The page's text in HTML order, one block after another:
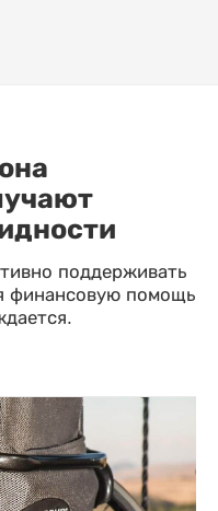
поддерживать
финансовую помощь